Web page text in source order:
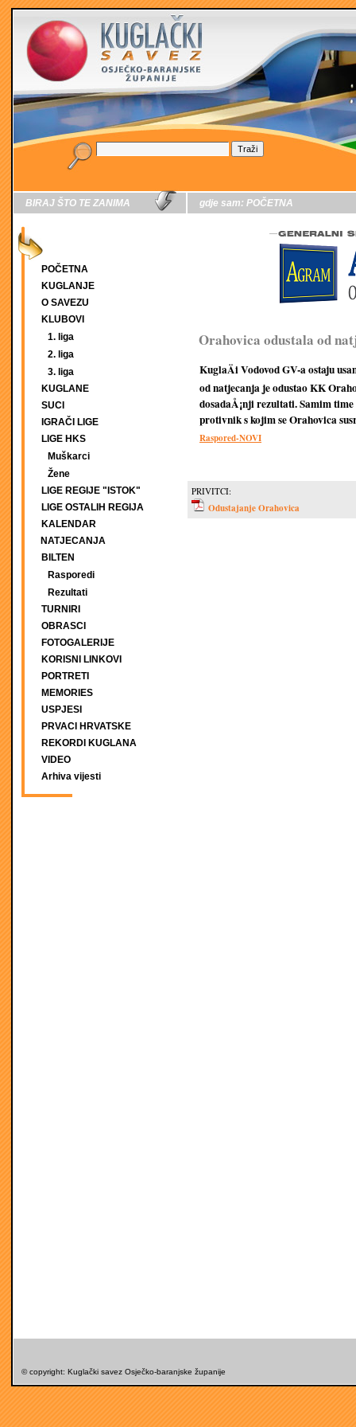
BIRAJ ŠTO TE ZANIMA
POČETNA
KUGLANJE
O SAVEZU
KLUBOVI
1. liga
2. liga
3. liga
KUGLANE
SUCI
IGRAČI LIGE
LIGE HKS
Muškarci
Žene
LIGE REGIJE "ISTOK"
LIGE OSTALIH REGIJA
KALENDAR
NATJECANJA
BILTEN
Rasporedi
Rezultati
TURNIRI
OBRASCI
FOTOGALERIJE
KORISNI LINKOVI
PORTRETI
MEMORIES
USPJESI
PRVACI HRVATSKE
REKORDI KUGLANA
VIDEO
Arhiva vijesti
gdje sam: POČETNA
Orahovica odustala od
KuglaÄi Vodovod GV-a ostaju
od natjecanja je odustao KK
dosadaÅ¡nji rezultati. Samim
protivnik s kojim se Orahovica
Raspored-NOVI
PRIVITCI:
Odustajanje Orahovica
© copyright: Kuglački savez Osječko-baranjske županije